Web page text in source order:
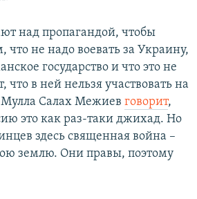
над пропагандой, чтобы
не надо воевать за Украину,
государство и что это не
что в ней нельзя участвовать на
Салах Межиев говорит,
это как раз-таки джихад. Но
здесь священная война –
землю. Они правы, поэтому